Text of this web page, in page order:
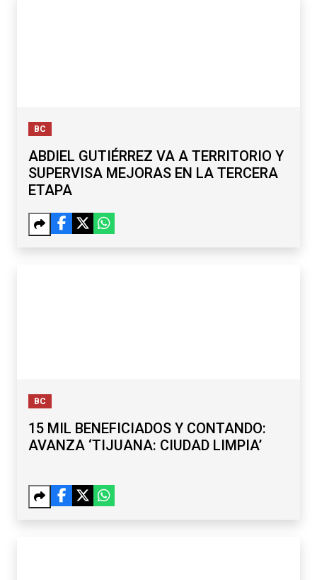
BC
ABDIEL GUTIÉRREZ VA A TERRITORIO Y
SUPERVISA MEJORAS EN LA TERCERA
ETAPA
BC
15 MIL BENEFICIADOS Y CONTANDO:
AVANZA ‘TIJUANA: CIUDAD LIMPIA’